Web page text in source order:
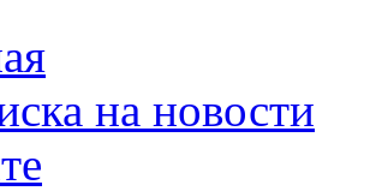
на новости